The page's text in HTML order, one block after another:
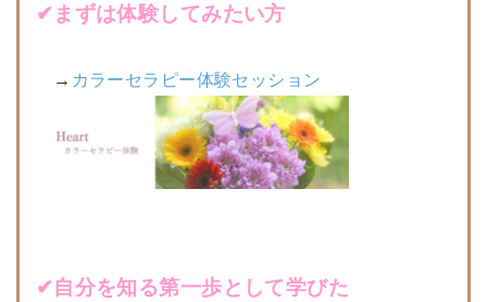
✔︎ まずは体験してみたい方
→ カラーセラピー体験セッション
✔︎自分を知る第一歩として学びた